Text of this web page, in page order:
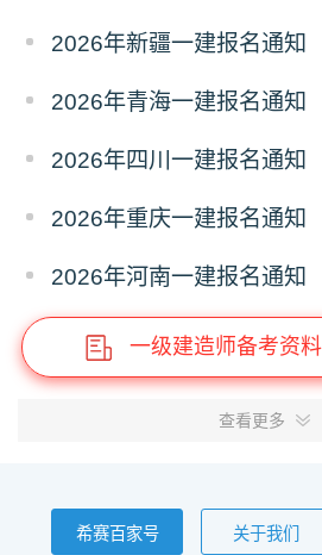
2026年新疆一建报名通知
2026年青海一建报名通知
2026年四川一建报名通知
2026年重庆一建报名通知
2026年河南一建报名通知
一级建造师备考资
查看更多
希赛百家号 关于我们